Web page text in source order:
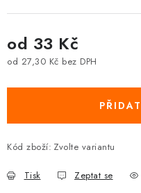
od 33 Kč
od 27,30 Kč bez DPH
Kód zboží: Zvolte variantu
Tisk Zeptat se